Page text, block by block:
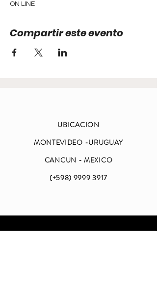
ON LINE
Compartir este evento
UBICACION
MONTEVIDEO -URUGUAY
CANCUN - MEXICO
(+598) 9999 3917